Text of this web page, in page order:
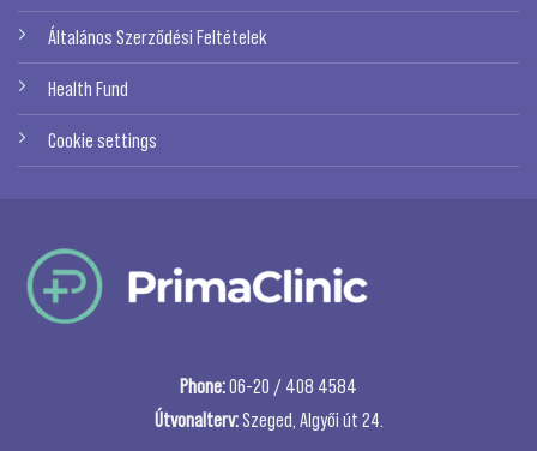
Általános Szerződési Feltételek
Health Fund
Cookie settings
Phone:06-20 / 408 4584
Útvonalterv:Szeged, Algyői út 24.